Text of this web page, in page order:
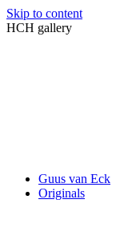
Skip to content
HCH gallery
Guus van Eck
Originals